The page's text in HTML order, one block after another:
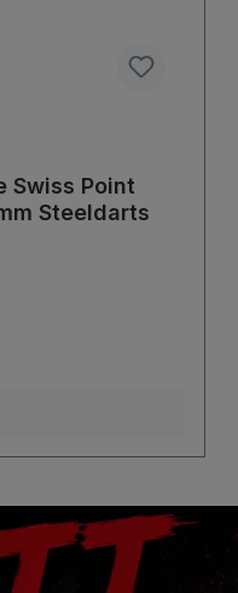
Swiss Point
Steeldarts